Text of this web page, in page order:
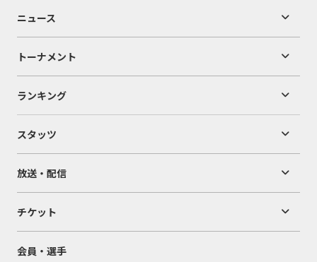
ニュース
トーナメント
ランキング
スタッツ
放送・配信
チケット
会員・選手